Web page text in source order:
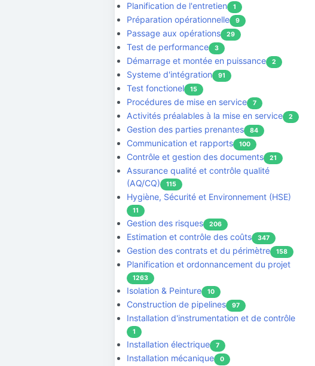
Planification de l'entretien 1
Préparation opérationnelle 9
Passage aux opérations 29
Test de performance 3
Démarrage et montée en puissance 2
Systeme d'intégration 91
Test fonctionel 15
Procédures de mise en service 7
Activités préalables à la mise en service 2
Gestion des parties prenantes 84
Communication et rapports 100
Contrôle et gestion des documents 21
Assurance qualité et contrôle qualité
(AQ/CQ)
115
Hygiène, Sécurité et Environnement (HSE)
11
Gestion des risques 206
Estimation et contrôle des coûts 347
Gestion des contrats et du périmètre 158
Planification et ordonnancement du projet
1263
Isolation & Peinture 10
Construction de pipelines 97
Installation d'instrumentation et de contrôle
1
Installation électrique 7
Installation mécanique 0